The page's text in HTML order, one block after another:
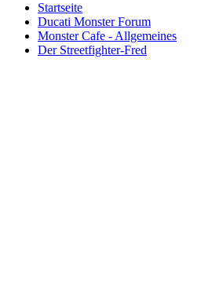
Startseite
Ducati Monster Forum
Monster Cafe - Allgemeines
Der Streetfighter-Fred